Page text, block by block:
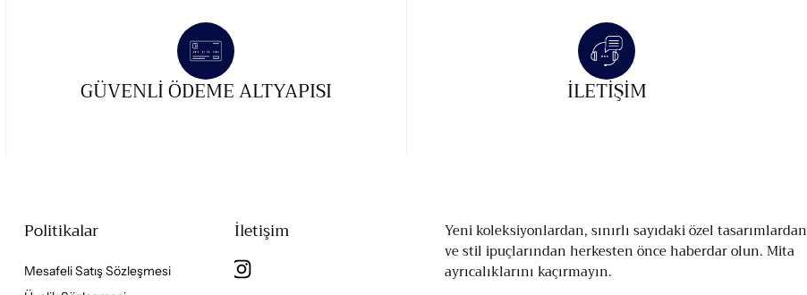
GÜVENLI ÖDEME ALTYAPISI İLETIŞIM
Politikalar
Mesafeli Satış Sözleşmesi
İletişim
Yeni koleksiyonlardan, sınırlı sayıdaki özel tasarımlardan
ve stil ipuçlarından herkesten önce haberdar olun. Mita
ayrıcalıklarını kaçırmayın.